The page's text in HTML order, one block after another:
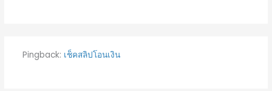
Pingback: เช็คสลิปโอนเงิน